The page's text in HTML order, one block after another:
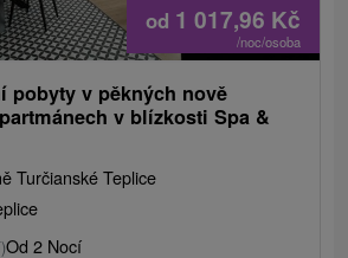
od 1 017,96 Kč
/noc/osoba
pobyty v pěkných nově
v blízkosti Spa &
Turčianské Teplice
Od 2 Nocí